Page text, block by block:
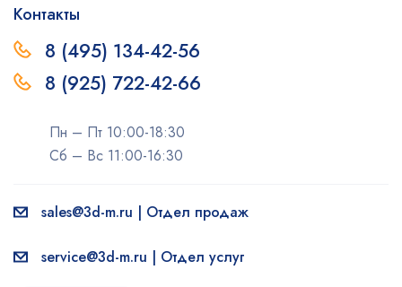
Контакты
8 (495) 134-42-56
8 (925) 722-42-66
Пн – Пт 10:00-18:30
Сб – Вс 11:00-16:30
sales@3d-m.ru | Отдел продаж
service@3d-m.ru | Отдел услуг